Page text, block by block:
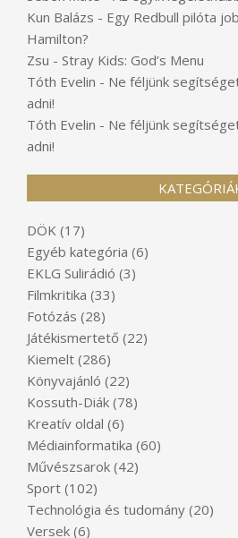
Kun Balázs - Egy Redbull pilóta
Hamilton?
Zsu - Stray Kids: God’s Menu
Tóth Evelin - Ne féljünk
adni!
Tóth Evelin - Ne féljünk
adni!
DÖK (17)
Egyéb kategória (6)
EKLG Sulirádió (3)
Filmkritika (33)
Fotózás (28)
Játékismertető (22)
Kiemelt (286)
Könyvajánló (22)
Kossuth-Diák (78)
Kreatív oldal (6)
Médiainformatika (60)
Művészsarok (42)
Sport (102)
Technológia és tudomány (20)
Versek (6)